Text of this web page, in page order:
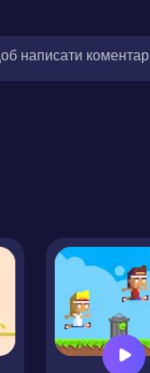
написати коментар